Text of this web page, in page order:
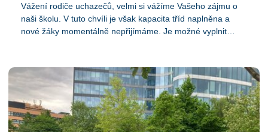
Vážení rodiče uchazečů, velmi si vážíme Vašeho zájmu o
naši školu. V tuto chvíli je však kapacita tříd naplněna a
nové žáky momentálně nepřijímáme. Je možné vyplnit
rok. Děkujeme za pochopení a za Váš zájem o naši školu.